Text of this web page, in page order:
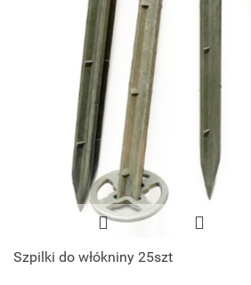
Szpilki do włókniny 25szt